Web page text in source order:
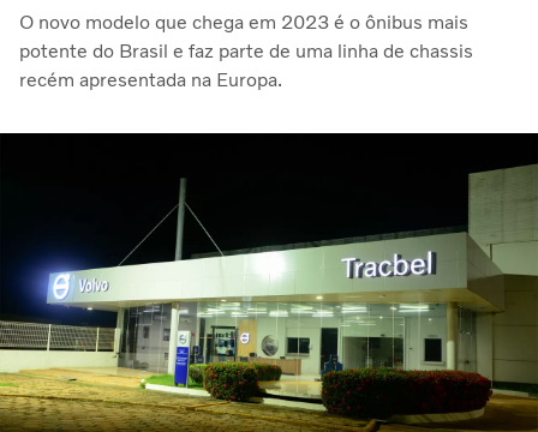
O novo modelo que chega em 2023 é o ônibus mais
potente do Brasil e faz parte de uma linha de chassis
recém apresentada na Europa.